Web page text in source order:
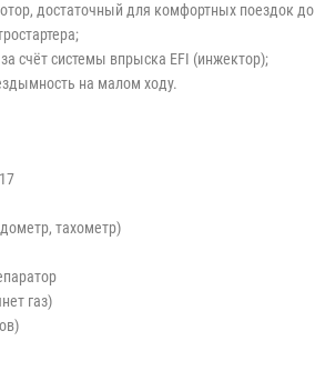
достаточный для комфортных поездок
счёт системы впрыска EFI (инжектор);
на малом ходу.
тахометр)
газ)